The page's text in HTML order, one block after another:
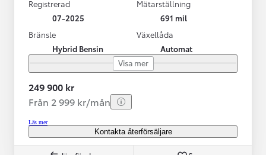
Registrerad
07-2025
Mätarställning
691 mil
Bränsle
Hybrid Bensin
Växellåda
Automat
Visa mer
249 900 kr
Från 2 999 kr/mån
Läs mer
Kontakta återförsäljare